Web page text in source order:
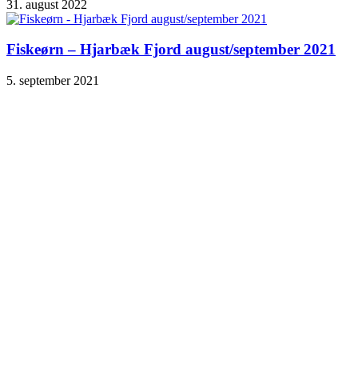
31. august 2022
Fiskeørn – Hjarbæk Fjord august/september 2021
5. september 2021